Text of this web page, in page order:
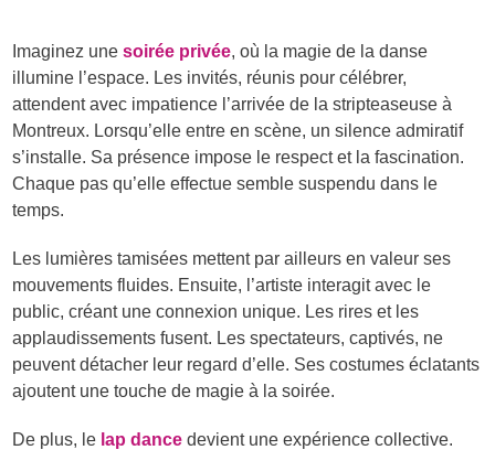
Imaginez unesoirée privée, où la magie de la danse
illumine l’espace. Les invités, réunis pour célébrer,
attendent avec impatience l’arrivée de la stripteaseuse à
Montreux. Lorsqu’elle entre en scène, un silence admiratif
s’installe. Sa présence impose le respect et la fascination.
Chaque pas qu’elle effectue semble suspendu dans le
temps.
Les lumières tamisées mettent par ailleurs en valeur ses
mouvements fluides. Ensuite, l’artiste interagit avec le
public, créant une connexion unique. Les rires et les
applaudissements fusent. Les spectateurs, captivés, ne
peuvent détacher leur regard d’elle. Ses costumes éclatants
ajoutent une touche de magie à la soirée.
De plus, le lap dance devient une expérience collective.